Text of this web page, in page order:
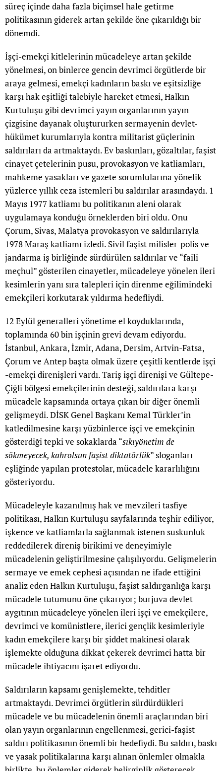
süreç içinde daha fazla biçimsel hale getirme
politikasının giderek artan şekilde öne çıkarıldığı bir
dönemdi.
İşçi-emekçi kitlelerinin mücadeleye artan şekilde
yönelmesi, on binlerce gencin devrimci örgütlerde bir
araya gelmesi, emekçi kadınların baskı ve eşitsizliğe
karşı hak eşitliği talebiyle hareket etmesi, Halkın
Kurtuluşu gibi devrimci yayın organlarının yayın
çizgisine dayanak oluştururken sermayenin devlet-
hükümet kurumlarıyla kontra militarist güçlerinin
saldırıları da artmaktaydı. Ev baskınları, gözaltılar, faşist
cinayet çetelerinin pusu, provokasyon ve katliamları,
mahkeme yasakları ve gazete sorumlularına yönelik
yüzlerce yıllık ceza istemleri bu saldırılar arasındaydı. 1
Mayıs 1977 katliamı bu politikanın aleni olarak
uygulamaya konduğu örneklerden biri oldu. Onu
Çorum, Sivas, Malatya provokasyon ve saldırılarıyla
1978 Maraş katliamı izledi. Sivil faşist milisler-polis ve
jandarma iş birliğinde sürdürülen saldırılar ve “faili
meçhul” gösterilen cinayetler, mücadeleye yönelen ileri
kesimlerin yanı sıra talepleri için direnme eğilimindeki
emekçileri korkutarak yıldırma hedefliydi.
12 Eylül generalleri yönetime el koyduklarında,
toplamında 60 bin işçinin grevi devam ediyordu.
İstanbul, Ankara, İzmir, Adana, Dersim, Artvin-Fatsa,
Çorum ve Antep başta olmak üzere çeşitli kentlerde işçi
-emekçi direnişleri vardı. Tariş işçi direnişi ve Gültepe-
Çiğli bölgesi emekçilerinin desteği, saldırılara karşı
mücadele kapsamında ortaya çıkan bir diğer önemli
gelişmeydi. DİSK Genel Başkanı Kemal Türkler’in
katledilmesine karşı yüzbinlerce işçi ve emekçinin
gösterdiği tepki ve sokaklarda “sıkıyönetim de
sökmeyecek, kahrolsun faşist diktatörlük” sloganları
eşliğinde yapılan protestolar, mücadele kararlılığını
gösteriyordu.
Mücadeleyle kazanılmış hak ve mevzileri tasfiye
politikası, Halkın Kurtuluşu sayfalarında teşhir ediliyor,
işkence ve katliamlarla sağlanmak istenen suskunluk
reddedilerek direniş birikimi ve deneyimiyle
mücadelenin geliştirilmesine çalışılıyordu. Gelişmelerin
sermaye ve emek cephesi açısından ne ifade ettiğini
analiz eden Halkın Kurtuluşu, faşist saldırganlığa karşı
mücadele tutumunu öne çıkarıyor; burjuva devlet
aygıtının mücadeleye yönelen ileri işçi ve emekçilere,
devrimci ve komünistlere, ilerici gençlik kesimleriyle
kadın emekçilere karşı bir şiddet makinesi olarak
işlemekte olduğuna dikkat çekerek devrimci hatta bir
mücadele ihtiyacını işaret ediyordu.
Saldırıların kapsamı genişlemekte, tehditler
artmaktaydı. Devrimci örgütlerin sürdürdükleri
mücadele ve bu mücadelenin önemli araçlarından biri
olan yayın organlarının engellenmesi, gerici-faşist
saldırı politikasının önemli bir hedefiydi. Bu saldırı, baskı
ve yasak politikalarına karşı alınan önlemler olmakla